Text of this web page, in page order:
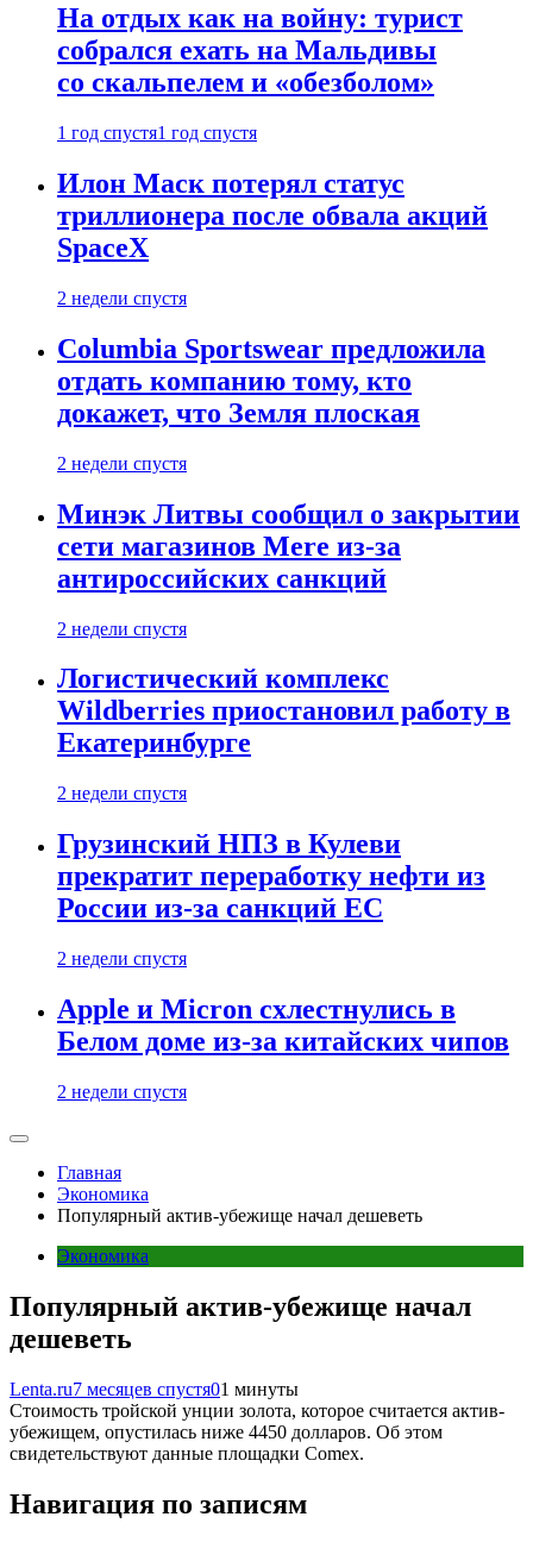
На отдых как на войну: турист
собрался ехать на Мальдивы
со скальпелем и «обезболом»
1 год спустя1 год спустя
Илон Маск потерял статус
триллионера после обвала акций
SpaceX
2 недели спустя
Columbia Sportswear предложила
отдать компанию тому, кто
докажет, что Земля плоская
2 недели спустя
Минэк Литвы сообщил о закрытии
сети магазинов Mere из-за
антироссийских санкций
2 недели спустя
Логистический комплекс
Wildberries приостановил работу в
Екатеринбурге
2 недели спустя
Грузинский НПЗ в Кулеви
прекратит переработку нефти из
России из-за санкций ЕС
2 недели спустя
Apple и Micron схлестнулись в
Белом доме из-за китайских чипов
2 недели спустя
Главная
Экономика
Популярный актив-убежище начал дешеветь
Экономика
Популярный актив-убежище начал
дешеветь
Lenta.ru7 месяцев спустя01 минуты
Стоимость тройской унции золота, которое считается актив-
убежищем, опустилась ниже 4450 долларов. Об этом
свидетельствуют данные площадки Comex.
Навигация по записям